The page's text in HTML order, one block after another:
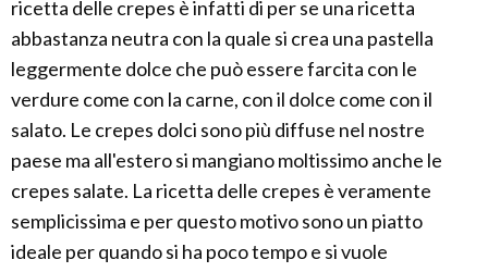
ricetta delle crepes è infatti di per se una ricetta
abbastanza neutra con la quale si crea una pastella
leggermente dolce che può essere farcita con le
verdure come con la carne, con il dolce come con il
salato. Le crepes dolci sono più diffuse nel nostre
paese ma all'estero si mangiano moltissimo anche le
crepes salate. La ricetta delle crepes è veramente
semplicissima e per questo motivo sono un piatto
ideale per quando si ha poco tempo e si vuole